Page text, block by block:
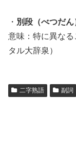
・ 別段（べつだん
意味：特に異な
タル大辞泉）
二字熟語 副詞